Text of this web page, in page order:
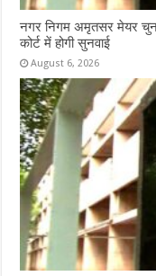
नगर निगम अमृतसर मेयर
कोर्ट में होगी सुनवाई
August 6, 2026